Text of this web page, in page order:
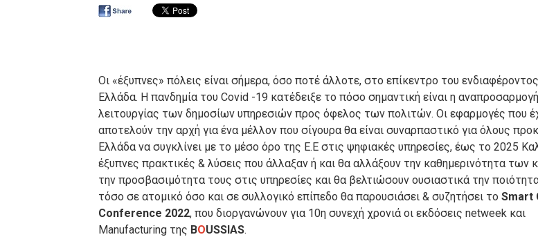
Οι «έξυπνες» πόλεις είναι σήμερα, όσο ποτέ άλλοτε, στο επίκεντρο του
Ελλάδα. Η πανδημία του Covid -19 κατέδειξε το πόσο σημαντική είναι η
λειτουργίας των δημοσίων υπηρεσιών προς όφελος των πολιτών. Οι εφαρμογές που
αποτελούν την αρχή για ένα μέλλον που σίγουρα θα είναι συναρπαστικό για όλους
Ελλάδα να συγκλίνει με το μέσο όρο της Ε.Ε στις ψηφιακές υπηρεσίες, έως το 2025
έξυπνες πρακτικές & λύσεις που άλλαξαν ή και θα αλλάξουν την καθημερινότητα των
την προσβασιμότητα τους στις υπηρεσίες και θα βελτιώσουν ουσιαστικά την
τόσο σε ατομικό όσο και σε συλλογικό επίπεδο θα παρουσιάσει & συζητήσει το Smart
Conference 2022, που διοργανώνoυν για 10η συνεχή χρονιά οι εκδόσεις netweek και
Manufacturing της BOUSSIAS.